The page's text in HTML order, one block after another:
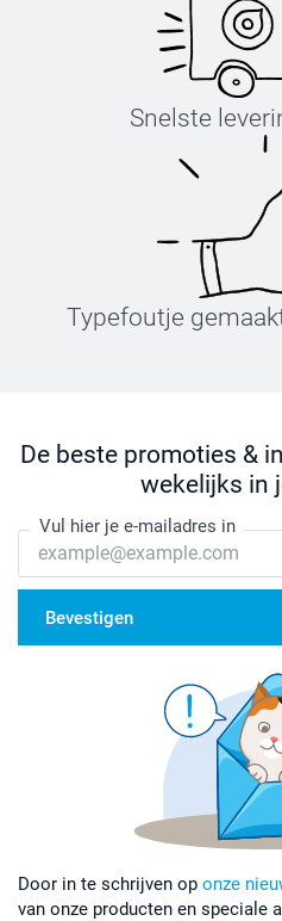
Snelste
Typefoutje
De beste promoties &
wekelijks in
Vul hier je e-mailadres in
Bevestigen
Door in te schrijven op onze
van onze producten en speciale